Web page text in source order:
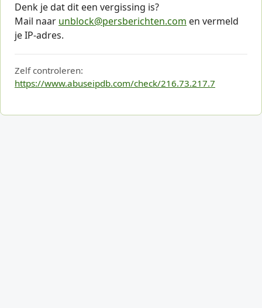
Denk je dat dit een vergissing is?
Mail naar unblock@persberichten.com en vermeld
je IP-adres.
Zelf controleren:
https://www.abuseipdb.com/check/216.73.217.7